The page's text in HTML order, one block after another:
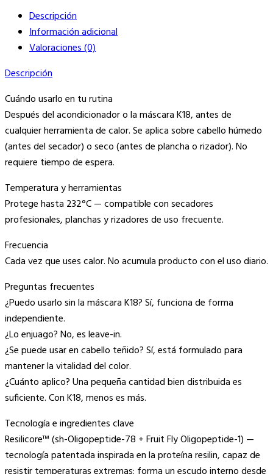
Descripción
Información adicional
Valoraciones (0)
Descripción
Cuándo usarlo en tu rutina
Después del acondicionador o la máscara K18, antes de
cualquier herramienta de calor. Se aplica sobre cabello húmedo
(antes del secador) o seco (antes de plancha o rizador). No
requiere tiempo de espera.
Temperatura y herramientas
Protege hasta 232°C — compatible con secadores
profesionales, planchas y rizadores de uso frecuente.
Frecuencia
Cada vez que uses calor. No acumula producto con el uso diario.
Preguntas frecuentes
¿Puedo usarlo sin la máscara K18? Sí, funciona de forma
independiente.
¿Lo enjuago? No, es leave-in.
¿Se puede usar en cabello teñido? Sí, está formulado para
mantener la vitalidad del color.
¿Cuánto aplico? Una pequeña cantidad bien distribuida es
suficiente. Con K18, menos es más.
Tecnología e ingredientes clave
Resilicore™ (sh-Oligopeptide-78 + Fruit Fly Oligopeptide-1) —
tecnología patentada inspirada en la proteína resilin, capaz de